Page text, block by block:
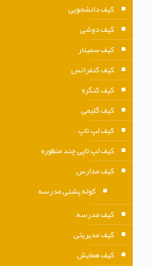
کیف دانشجویی
کیف دوشی
کیف سمینار
کیف کنفرانس
کیف کنگره
کیف گلیمی
کیف لپ تاپ
کیف لپ تاپی چند منظوره
کیف مدارس
کوله پشتی مدرسه
کیف مدرسه
کیف مدیریتی
کیف همایش